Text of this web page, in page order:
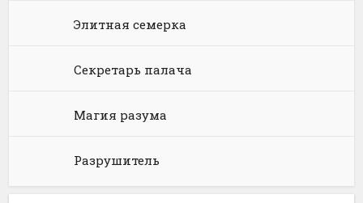
Элитная семерка
Секретарь палача
Магия разума
Разрушитель